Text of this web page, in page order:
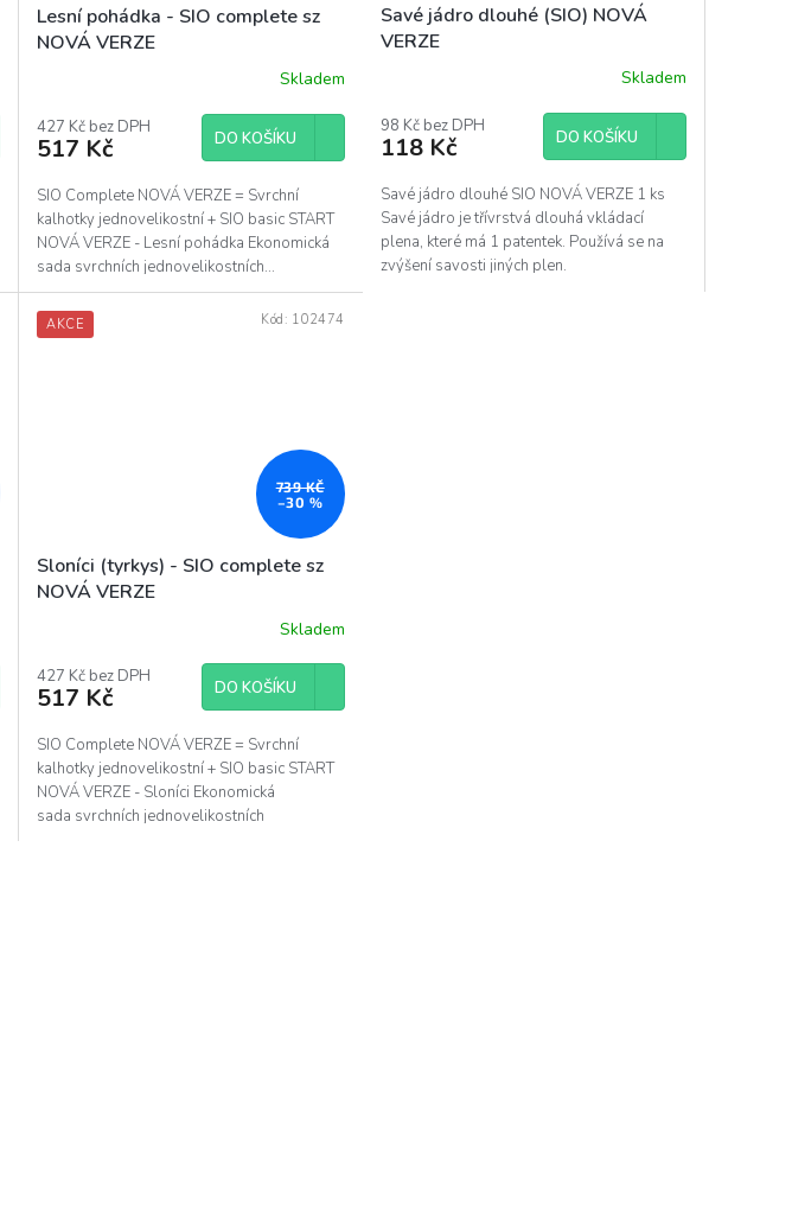
Lesní pohádka - SIO complete sz
NOVÁ VERZE
Skladem
427 Kč bez DPH
517 Kč DO KOŠÍKU
SIO Complete NOVÁ VERZE = Svrchní
kalhotky jednovelikostní + SIO basic START
NOVÁ VERZE - Lesní pohádka Ekonomická
sada svrchních jednovelikostních...
Savé jádro dlouhé (SIO) NOVÁ
VERZE
Skladem
98 Kč bez DPH
118 Kč DO KOŠÍKU
Savé jádro dlouhé SIO NOVÁ VERZE 1 ks
Savé jádro je třívrstvá dlouhá vkládací
plena, které má 1 patentek. Používá se na
zvýšení savosti jiných plen.
AKCE
739 KČ
–30 %
Sloníci (tyrkys) - SIO complete sz
NOVÁ VERZE
Skladem
427 Kč bez DPH
517 Kč DO KOŠÍKU
SIO Complete NOVÁ VERZE = Svrchní
kalhotky jednovelikostní + SIO basic START
NOVÁ VERZE - Sloníci Ekonomická
sada svrchních jednovelikostních
Kód: 102474